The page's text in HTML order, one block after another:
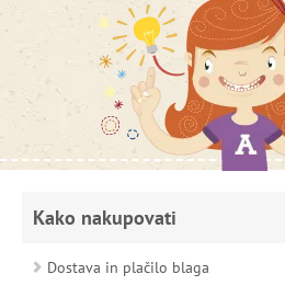
Kako nakupovati
Dostava in plačilo blaga